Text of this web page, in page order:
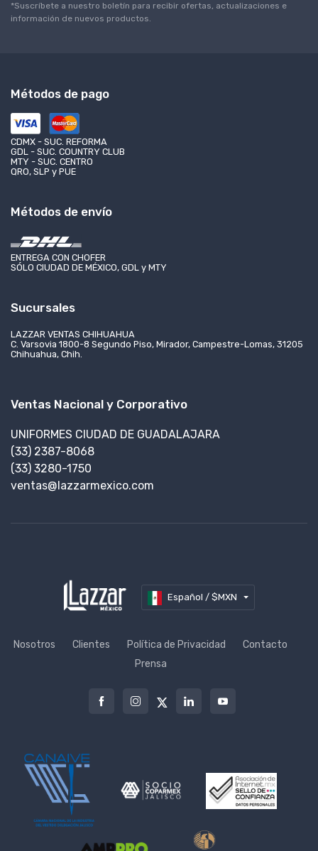
*Suscríbete a nuestro boletín para recibir ofertas, actualizaciones e
información de nuevos productos.
Métodos de pago
CDMX - SUC. REFORMA
GDL - SUC. COUNTRY CLUB
MTY - SUC. CENTRO
QRO, SLP y PUE
Métodos de envío
ENTREGA CON CHOFER
SÓLO CIUDAD DE MÉXICO, GDL y MTY
Sucursales
LAZZAR VENTAS CHIHUAHUA
C. Varsovia 1800-8 Segundo Piso, Mirador, Campestre-Lomas, 31205
Chihuahua, Chih.
Ventas Nacional y Corporativo
UNIFORMES CIUDAD DE GUADALAJARA
(33) 2387-8068
(33) 3280-1750
ventas@lazzarmexico.com
Español / $MXN
Nosotros Clientes Política de Privacidad
Contacto
Prensa